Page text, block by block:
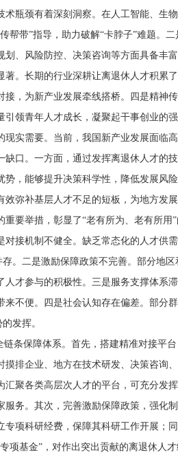
瓶颈有着深刻洞察。在人工智能、生
带”指导，助力破解“卡脖子”难题。
、风险防控、决策咨询等方面具备丰
。长期的行业深耕让离退休人才积累
，为新产业发展牵线搭桥。四是精神
领青年人才成长，凝聚起干事创业的强
需要。当前，我国新产业发展面临
口。一方面，通过发挥离退休人才的
，能够提升决策科学性，降低发展风
弥补基层人才不足的短板，为地方发
要举措，彰显了“老有所为、老有所用”
机制不健全。缺乏常态化的人才供
。二是激励保障政策不完善。部分地
才参与的积极性。三是服务支撑体系
不便。四是社会认知存在偏差。部分
发挥。
保障体系。首先，搭建精准对接平
排企业、地方在技术研发、决策咨询
聚各类高层次人才的平台，可充分发
务。其次，完善激励保障政策，强化
项科研经费，保障其科研工作开展；
基金”，对作出突出贡献的离退休人